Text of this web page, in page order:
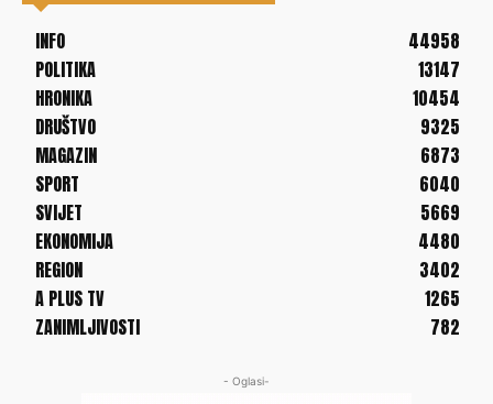
INFO
44958
POLITIKA
13147
HRONIKA
10454
DRUŠTVO
9325
MAGAZIN
6873
SPORT
6040
SVIJET
5669
EKONOMIJA
4480
REGION
3402
A PLUS TV
1265
ZANIMLJIVOSTI
782
- Oglasi-